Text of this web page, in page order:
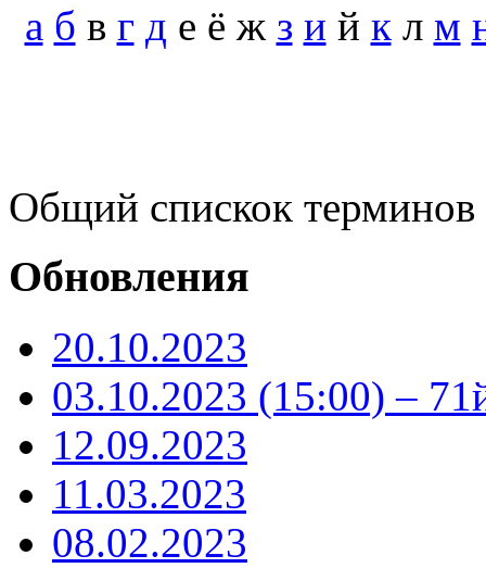
а б в г д е ё ж з и й к л м
Общий спискок
Обновления
20.10.2023
03.10.2023 (15:00) –
12.09.2023
11.03.2023
08.02.2023